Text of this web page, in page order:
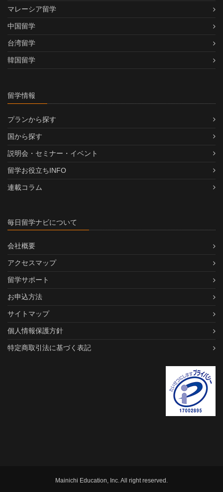
マレーシア留学
中国留学
台湾留学
韓国留学
留学情報
プランから探す
国から探す
説明会・セミナー・イベント
留学お役立ちINFO
連載コラム
毎日留学ナビについて
会社概要
アクセスマップ
留学サポート
お申込方法
サイトマップ
個人情報保護方針
特定商取引法に基づく表記
Mainichi Education, Inc. All right reserved.